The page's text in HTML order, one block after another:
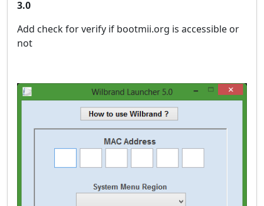
3.0
Add check for verify if bootmii.org is accessible or
not